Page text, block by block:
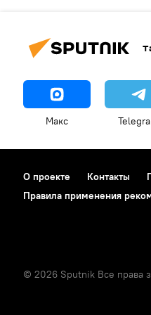
Макс
О проекте Контакты
Правила применения
© 2026 Sputnik Все права